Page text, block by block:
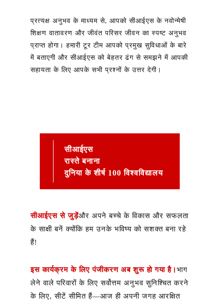
प्रत्यक्ष अनुभव के माध्यम से, आपको सीआईएस के नवोन्मेषी
शिक्षण वातावरण और जीवंत परिसर जीवन का स्पष्ट अनुभव
प्राप्त होगा। हमारी टूर टीम आपको प्रमुख सुविधाओं के बारे
में बताएगी और सीआईएस को बेहतर ढंग से समझने में आपकी
सहायता के लिए आपके सभी प्रश्नों के उत्तर देगी।
सीआईएस
रास्ते बनाना
दुनिया के शीर्ष 100 विश्वविद्यालय
सीआईएस से जुड़ेंऔर अपने बच्चे के विकास और सफलता
के साक्षी बनें क्योंकि हम उनके भविष्य को सशक्त बना रहे
हैं!
इस कार्यक्रम के लिए पंजीकरण अब शुरू हो गया है।भाग
लेने वाले परिवारों के लिए सर्वोत्तम अनुभव सुनिश्चित करने
के लिए, सीटें सीमित हैं—आज ही अपनी जगह आरक्षित